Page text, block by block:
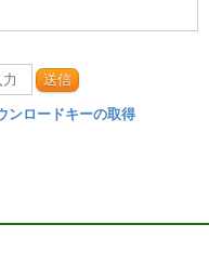
送信
ンロードキーの取得